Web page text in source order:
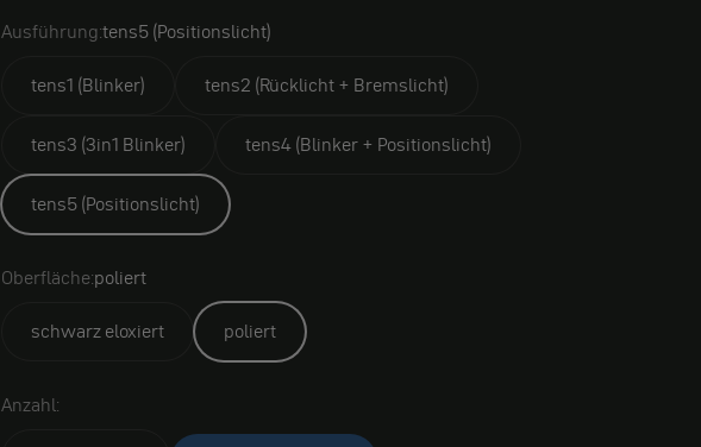
Ausführung:tens5 (Positionslicht)
tens1 (Blinker) tens2 (Rücklicht + Bremslicht)
tens3 (3in1 Blinker) tens4 (Blinker + Positionslicht)
tens5 (Positionslicht)
Oberfläche:poliert
schwarz eloxiert poliert
Anzahl: